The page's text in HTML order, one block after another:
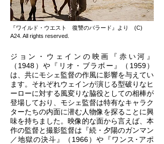
『ワイルド・ウエスト 復讐のバラード』より (C)
A24. All rights reserved.
ジョン・ウェインの映画『赤い河』
（1948）や『リオ・ブラボー』（1959）
は、共にモシェ監督の作風に影響を与えてい
ます。それぞれウェインが演じる型破りなヒ
ーローに対する風変りな脇役としての相棒が
登場しており、モシェ監督は特有なキャラク
ターたちの内面に潜む人物像を探ることに興
味を持ちました。映像的な面から言えば、本
作の監督と撮影監督は『続・夕陽のガンマン
／地獄の決斗』（1966）や『ワンス･アポ